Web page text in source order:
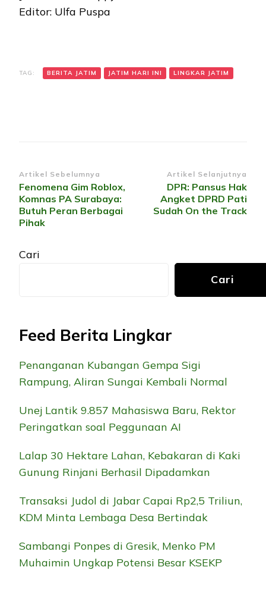
Editor: Ulfa Puspa
TAG: BERITA JATIM JATIM HARI INI LINGKAR JATIM
Navigasi
Artikel
Artikel Sebelumnya
Fenomena Gim Roblox,
Komnas PA Surabaya:
Butuh Peran Berbagai
Pihak
Artikel Selanjutnya
DPR: Pansus Hak
Angket DPRD Pati
Sudah On the Track
Cari
Cari
Feed Berita Lingkar
Penanganan Kubangan Gempa Sigi
Rampung, Aliran Sungai Kembali Normal
Unej Lantik 9.857 Mahasiswa Baru, Rektor
Peringatkan soal Peggunaan AI
Lalap 30 Hektare Lahan, Kebakaran di Kaki
Gunung Rinjani Berhasil Dipadamkan
Transaksi Judol di Jabar Capai Rp2,5 Triliun,
KDM Minta Lembaga Desa Bertindak
Sambangi Ponpes di Gresik, Menko PM
Muhaimin Ungkap Potensi Besar KSEKP